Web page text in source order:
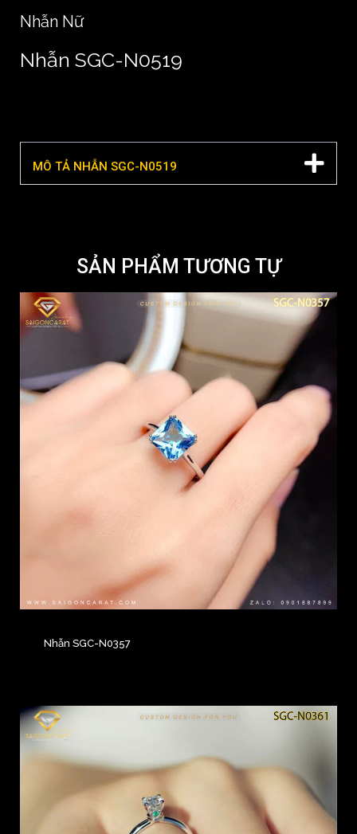
Nhẫn Nữ
Nhẫn SGC-N0519
MÔ TẢ NHẪN SGC-N0519
SẢN PHẨM TƯƠNG TỰ
Nhẫn SGC-N0357